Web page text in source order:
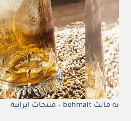
به مالت behmalt – منتجات ايرانية